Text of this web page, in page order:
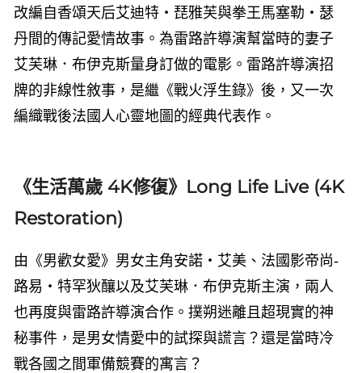
改編自香頌天后艾迪特・琵雅芙與拳王馬塞勒・瑟
丹間的傳記愛情故事。為雷路許導演幫當時的妻子
艾芙琳．布伊克斯量身訂做的電影。雷路許導演招
牌的非線性敘事，是繼《戰火浮生錄》後，又一次
編織戰後法國人心靈地圖的經典代表作。
《生活萬歲 4K修復》Long Life Live (4K
Restoration)
由《男歡女愛》男女主角安諾・艾美、法國影帝尚-
路易・特罕狄釀以及艾芙琳．布伊克斯主演，兩人
也再度與雷路許導演合作。撲朔迷離且超現實的神
秘事件，是男女情愛中的試探與謊言？還是當時冷
戰各國之間軍備競賽的寓言？